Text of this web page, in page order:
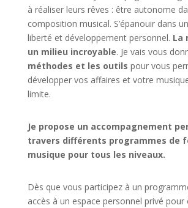
à réaliser leurs rêves : être autonome
composition musical. S’épanouir dans
liberté et développement personnel. La
un milieu incroyable. Je vais vous
méthodes et les outils pour vous
développer vos affaires et votre
limite.
Je propose un accompagnement
travers différents programmes de
musique pour tous les niveaux.
Dès que vous participez à un
accès à un espace personnel privé pour